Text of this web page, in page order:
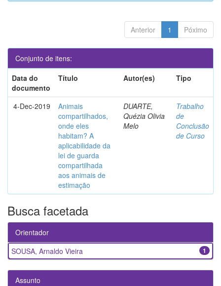
Anterior 1 Póximo
Conjunto de itens:
Data do
documento
Título Autor(es) Tipo
4-Dec-2019
Animais
compartilhados,
onde eles
habitam? A
aplicabilidade da
lei de guarda
compartilhada
aos animais de
estimação
DUARTE,
Quézia Olivia
Melo
Trabalho
de
Conclusão
de Curso
Busca facetada
Orientador
1
SOUSA, Arnaldo Vieira
Assunto